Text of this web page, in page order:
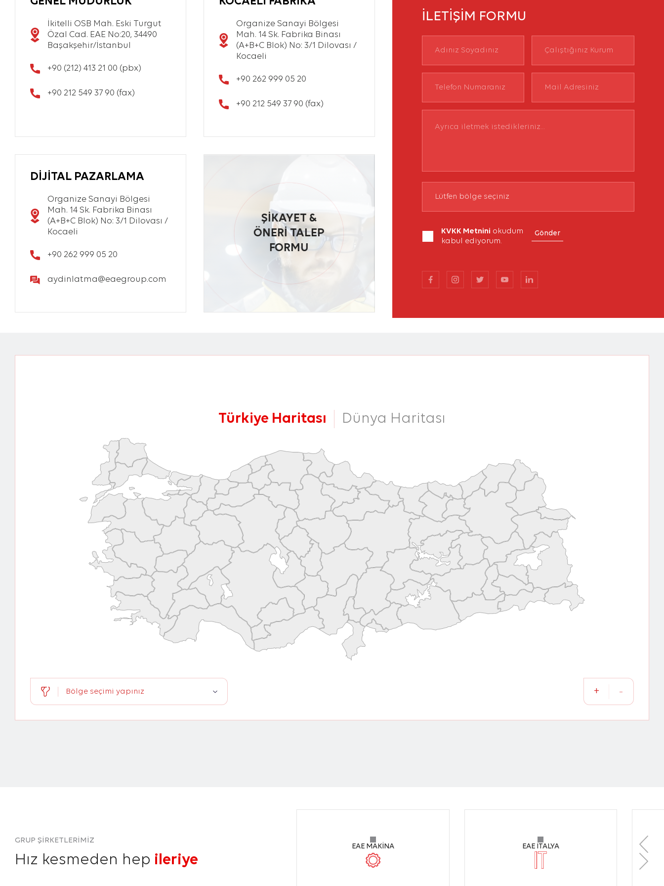
İkitelli OSB Mah. Eski Turgut
Özal Cad. EAE No:20, 34490
Başakşehir/İstanbul
+90 (212) 413 21 00 (pbx)
+90 212 549 37 90 (fax)
Organize Sanayi Bölgesi
Mah. 14 Sk. Fabrika Binası
(A+B+C Blok) No: 3/1 Dilovası /
Kocaeli
+90 262 999 05 20
+90 212 549 37 90 (fax)
DİJİTAL PAZARLAMA
Organize Sanayi Bölgesi
Mah. 14 Sk. Fabrika Binası
(A+B+C Blok) No: 3/1 Dilovası /
Kocaeli
+90 262 999 05 20
aydinlatma@eaegroup.com
ŞİKAYET &
ÖNERİ TALEP
FORMU
İLETİŞİM FORMU
KVKK Metnini okudum
kabul ediyorum.
Gönder
Türkiye Haritası Dünya Haritası
Bölge seçimi yapınız + -
GRUP ŞİRKETLERİMİZ
Hız kesmeden hep ileriye
EAE MAKİNA EAE İTALYA